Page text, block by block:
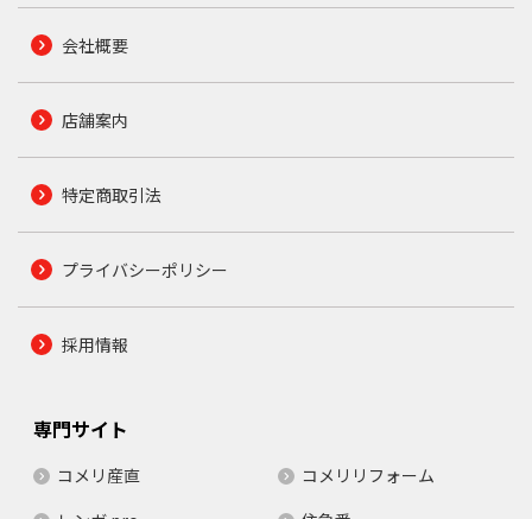
会社概要
店舗案内
特定商取引法
プライバシーポリシー
採用情報
専門サイト
コメリ産直
コメリリフォーム